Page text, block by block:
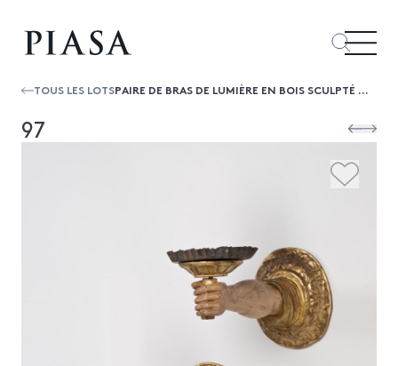
TOUS LES LOTS PAIRE DE BRAS DE LUMIÈRE EN BOIS SCULPTÉ DORÉ ETPOLYCHROMÉ. EN FORME DE BRAS TENDU À LA MAIN
97